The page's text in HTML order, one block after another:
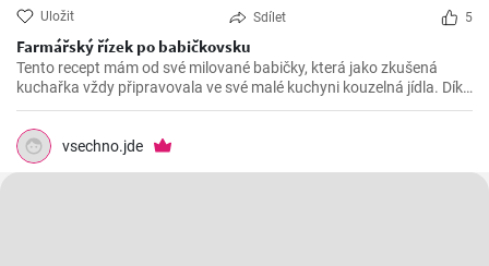
Uložit Sdílet 5
Farmářský řízek po babičkovsku
Tento recept mám od své milované babičky, která jako zkušená
kuchařka vždy připravovala ve své malé kuchyni kouzelná jídla. Díky
výrazné chuti a křupavé obloze jsou BauernSchnitzel mým
nejoblíbenějším pokrmem. A nejlepší na něm je, že je tak snadný na
přípravu, že bude mít naprostý úspěch i ve vaší kuchyni.
vsechno.jde